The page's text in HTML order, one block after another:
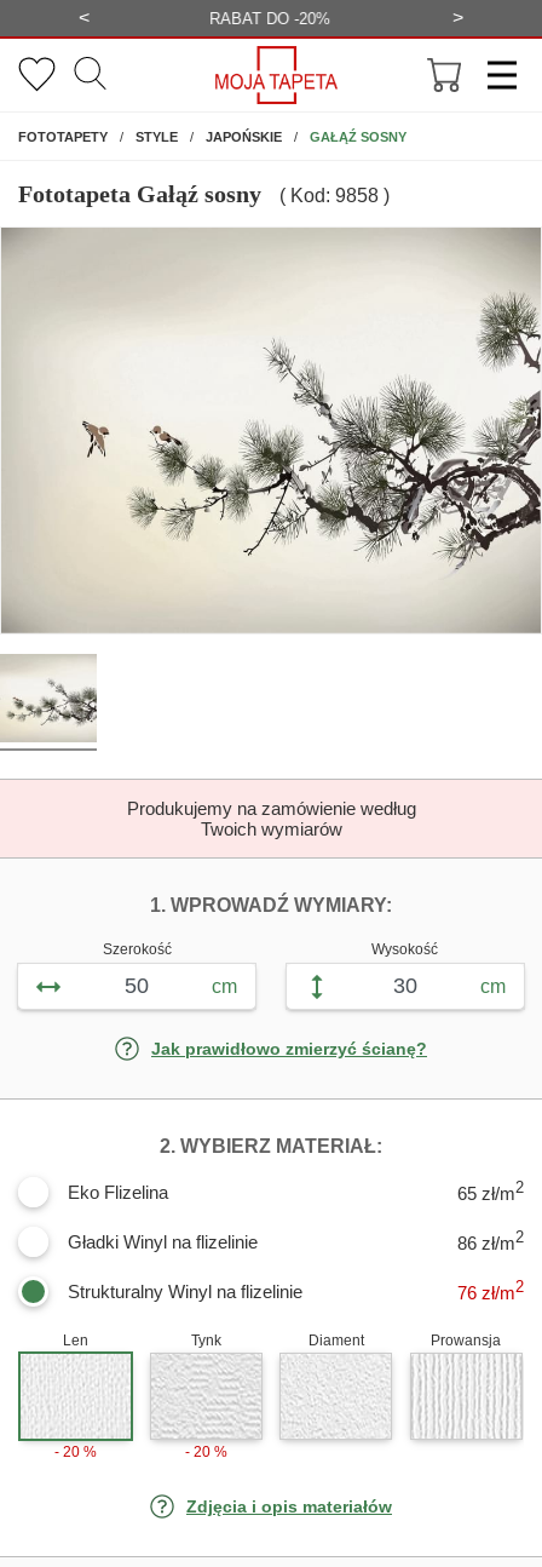
< BEZPŁATNA WIZUALIZACJA >
FOTOTAPETYNA ŚCIANĘ
STYLE JAPOŃSKIE GAŁĄŹ SOSNY
Fototapeta Gałąź sosny ( Kod: 9858 )
Produkujemy na zamówienie według
Twoich wymiarów
1. WPROWADŹ WYMIARY:
Szerokość
cm
Wysokość
cm
Jak prawidłowo zmierzyć ścianę?
2. WYBIERZ MATERIAŁ:
Eko Flizelina 65 zł/m2
Gładki Winyl na flizelinie 86 zł/m2
Strukturalny Winyl na flizelinie 76 zł/m2
Len
- 20 %
Tynk
- 20 %
Diament Prowansja
Zdjęcia i opis materiałów